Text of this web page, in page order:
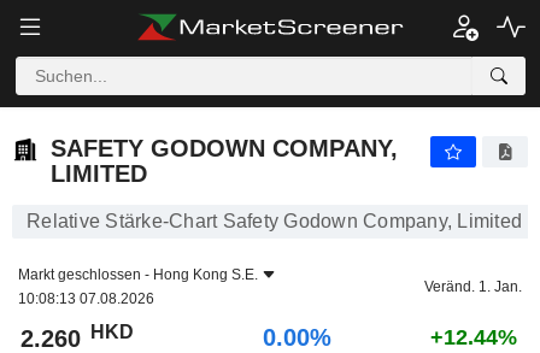
SAFETY GODOWN COMPANY,
LIMITED
Relative Stärke-Chart Safety Godown Company, Limited
Markt geschlossen - Hong Kong S.E.
10:08:13 07.08.2026
Veränd. 1. Jan.
2.260 HKD 0.00% +12.44%